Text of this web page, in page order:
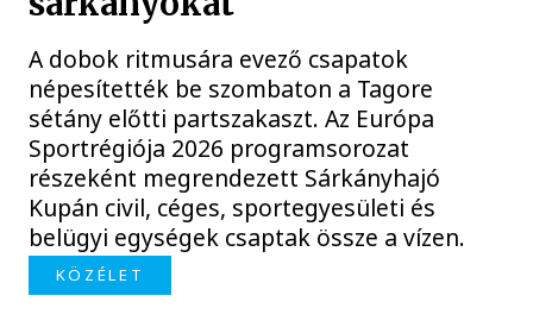
A dobok ritmusára evező csapatok
népesítették be szombaton a Tagore
sétány előtti partszakaszt. Az Európa
Sportrégiója 2026 programsorozat
részeként megrendezett Sárkányhajó
Kupán civil, céges, sportegyesületi és
belügyi egységek csaptak össze a vízen.
KÖZÉLET